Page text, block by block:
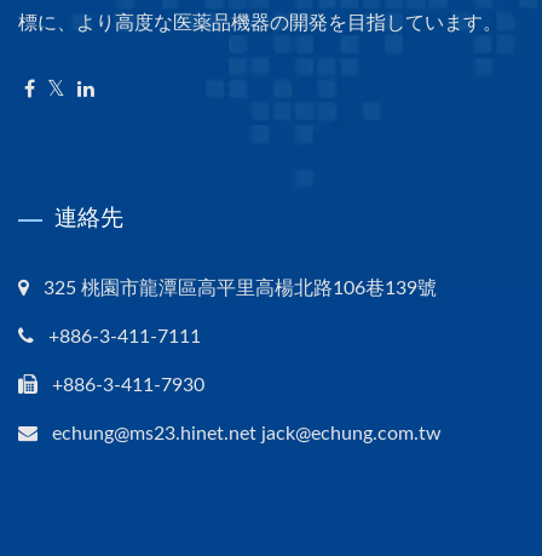
標に、より高度な医薬品機器の開発を目指しています。
連絡先
325 桃園市龍潭區高平里高楊北路106巷139號
+886-3-411-7111
+886-3-411-7930
echung@ms23.hinet.net jack@echung.com.tw